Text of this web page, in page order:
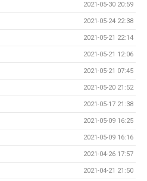
2021-05-30 20:59
2021-05-24 22:38
2021-05-21 22:14
2021-05-21 12:06
2021-05-21 07:45
2021-05-20 21:52
2021-05-17 21:38
2021-05-09 16:25
2021-05-09 16:16
2021-04-26 17:57
2021-04-21 21:50